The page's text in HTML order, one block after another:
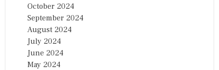
October 2024
September 2024
August 2024
July 2024
June 2024
May 2024